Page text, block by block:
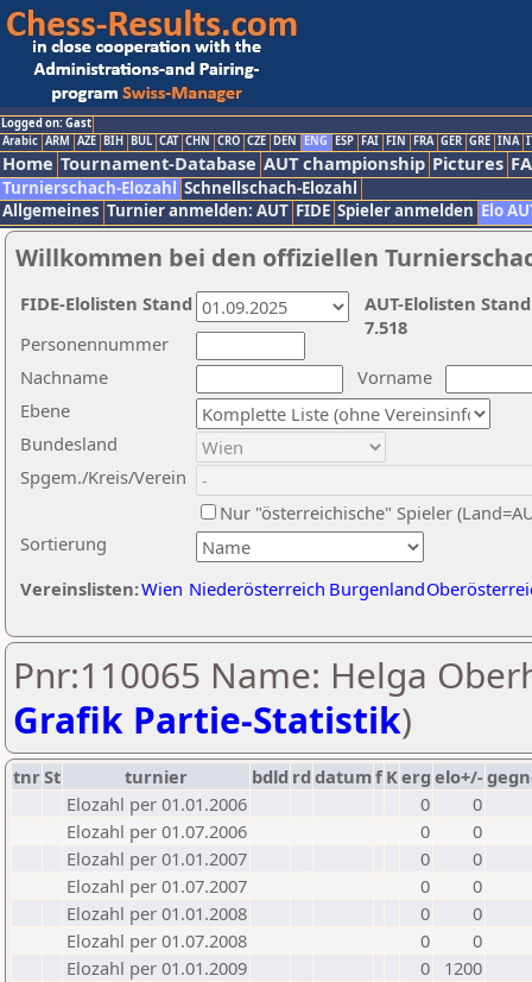
Logged on: Gast
Arabic ARM AZE BIH BUL CAT CHN CRO CZE DEN ENG ESP FAI FIN FRA GER GRE INA
Home Tournament-Database AUT championship Pictures
Turnierschach-Elozahl Schnellschach-Elozahl
Allgemeines Turnier anmelden: AUT FIDE Spieler anmelden Elo
Willkommen bei den offiziellen
Nachname
Vorname
Ebene
Sortierung
Personennummer
Bundesland
Spgem./Kreis/Verein
Nur "österreichische" Spieler
Vereinslisten:Wien Niederösterreich Burgenland
AUT-Elolisten
7.518
FIDE-Elolisten Stand
Pnr:110065 Name: Helga
Grafik Partie-Statistik)
tnrSt turnier bdld rd datumf Kerg elo+/-
Elozahl per 01.01.2006
0
0
Elozahl per 01.07.2006
0
0
Elozahl per 01.01.2007
0
0
Elozahl per 01.07.2007
0
0
Elozahl per 01.01.2008
0
0
Elozahl per 01.07.2008
0
0
Elozahl per 01.01.2009
0
1200